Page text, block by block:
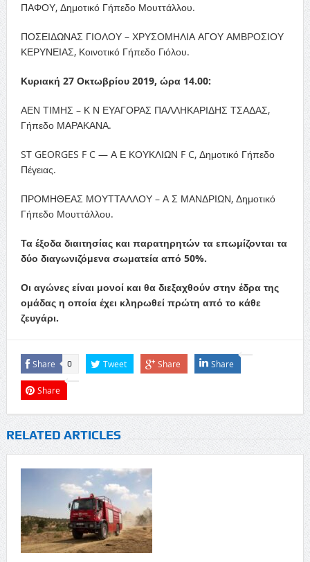
ΠΑΦΟΥ, Δημοτικό Γήπεδο Μουττάλλου.
ΠΟΣΕΙΔΩΝΑΣ ΓΙΟΛΟΥ – ΧΡΥΣΟΜΗΛΙΑ ΑΓΟΥ ΑΜΒΡΟΣΙΟΥ
ΚΕΡΥΝΕΙΑΣ, Κοινοτικό Γήπεδο Γιόλου.
Κυριακή 27 Οκτωβρίου 2019, ώρα 14.00:
ΑΕΝ ΤΙΜΗΣ – Κ Ν ΕΥΑΓΟΡΑΣ ΠΑΛΛΗΚΑΡΙΔΗΣ ΤΣΑΔΑΣ,
Γήπεδο ΜΑΡΑΚΑΝΑ.
ST GEORGES F C — Α Ε ΚΟΥΚΛΙΩΝ F C, Δημοτικό Γήπεδο
Πέγειας.
ΠΡΟΜΗΘΕΑΣ ΜΟΥΤΤΑΛΛΟΥ – Α Σ ΜΑΝΔΡΙΩΝ, Δημοτικό
Γήπεδο Μουττάλλου.
Τα έξοδα διαιτησίας και παρατηρητών τα επωμίζονται τα
δύο διαγωνιζόμενα σωματεία από 50%.
Οι αγώνες είναι μονοί και θα διεξαχθούν στην έδρα της
ομάδας η οποία έχει κληρωθεί πρώτη από το κάθε
ζευγάρι.
Share 0 Tweet Share Share
Share
RELATED ARTICLES